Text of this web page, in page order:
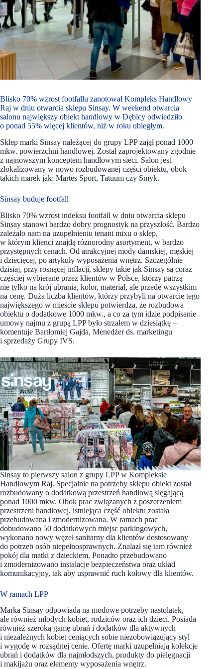
Blisko 70% wzrost footfallu zanotował Kompleks Handlowy
Raj w dniu otwarcia sklepu Sinsay. W weekend otwarcia
salonu największy obiekt handlowy w Dębicy odwiedziło
o ponad 55% więcej klientów, niż w roku ubiegłym.
Sklep marki Sinsay należącej do grupy LPP zajął ponad 1000
mkw. powierzchni handlowej. Został zaprojektowany zgodnie
z najnowszym konceptem handlowym sieci. Salon jest
zlokalizowany w nowo rozbudowanej części obiektu, obok
takich marek jak: Martes Sport, Tatuum czy Smyk.
Sinsay buduje footfall
Blisko 70% wzrost indeksu footfall w dniu otwarcia sklepu
Sinsay stanowi bardzo dobry prognostyk na przyszłość. Bardzo
zależało nam na uzupełnieniu tenant mixu o sklep,
w którym klienci znajdą różnorodny asortyment, w bardzo
przystępnych cenach. Od atrakcyjnej mody damskiej, męskiej
i dziecięcej, po artykuły wyposażenia wnętrz. Szczególnie
dzisiaj, przy rosnącej inflacji, sklepy takie jak Sinsay są coraz
częściej wybierane przez klientów w Polsce, którzy patrzą
nie tylko na krój ubrania, kolor, materiał, ale przede wszystkim
na cenę. Duża liczba klientów, którzy przybyli na otwarcie tego
największego w mieście sklepu potwierdza, że rozbudowa
obiektu o dodatkowe 1000 mkw., a co za tym idzie podpisanie
umowy najmu z grupą LPP było strzałem w dziesiątkę –
komentuje Bartłomiej Gajda, Menedżer ds. marketingu
i sprzedaży Grupy IVS.
Sinsay to pierwszy salon z grupy LPP w Kompleksie
Handlowym Raj. Specjalnie na potrzeby sklepu obiekt został
rozbudowany o dodatkową przestrzeń handlową sięgającą
ponad 1000 mkw. Obok prac związanych z poszerzeniem
przestrzeni handlowej, istniejąca część obiektu została
przebudowana i zmodernizowana. W ramach prac
dobudowano 50 dodatkowych miejsc parkingowych,
wykonano nowy węzeł sanitarny dla klientów dostosowany
do potrzeb osób niepełnosprawnych. Znalazł się tam również
pokój dla matki z dzieckiem. Ponadto przebudowano
i zmodernizowano instalacje bezpieczeństwa oraz układ
komunikacyjny, tak aby usprawnić ruch kołowy dla klientów.
W ramach LPP
Marka Sinsay odpowiada na modowe potrzeby nastolatek,
ale również młodych kobiet, rodziców oraz ich dzieci. Posiada
również szeroką gamę ubrań i dodatków dla aktywnych
i niezależnych kobiet ceniących sobie niezobowiązujący styl
i wygodę w rozsądnej cenie. Ofertę marki uzupełniają kolekcje
ubrań i dodatków dla najmłodszych, produkty do pielęgnacji
i makijażu oraz elementy wyposażenia wnętrz.